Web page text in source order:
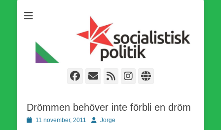
världsomfattande socialistiska Fjärde Internationalen och en viktig
tillgång i kampen för en socialistisk framtid!
Facebook
E-
Webbflöde
Instagram
Webbplats
Drömmen behöver inte förbli en dröm
Publicerad
11 november, 2011 Författare
Jorge